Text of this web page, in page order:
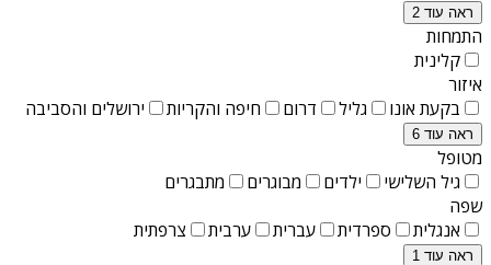
ראה עוד 2
התמחות
קלינית
איזור
בקעת אונו
גליל דרום חיפה והקריות ירושלים והסביבה
ראה עוד 6
מטופל
גיל השלישי
ילדים מבוגרים
מתבגרים
שפה
אנגלית
ספרדית עברית ערבית צרפתית
ראה עוד 1